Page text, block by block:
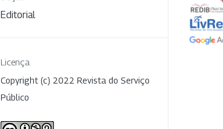
Editorial
Licença
Copyright (c) 2022 Revista do Serviço
Público